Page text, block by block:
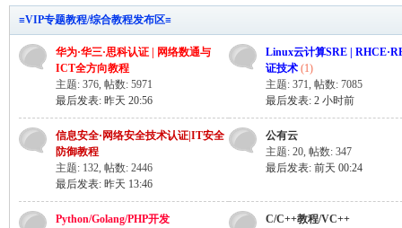
习
≡VIP专题教程/综合教程发布区≡
华为·华三·思科认证 | 网络数通与
ICT全方向教程
主题: 376, 帖数: 5971
最后发表: 昨天 20:56
Linux云计算SRE |
证技术 (1)
主题: 371, 帖数: 7085
最后发表: 2 小时前
信息安全·网络安全技术认证|IT安全
防御教程
主题: 132, 帖数: 2446
最后发表: 昨天 13:46
公有云
主题: 20, 帖数: 347
最后发表: 前天 00:24
Python/Golang/PHP开发
C/C++教程/VC++